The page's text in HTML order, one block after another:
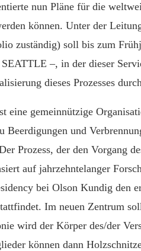
nun Pläne für die
können. Unter der
zuständig) soll bis zum
SEATTLE –, in der dieser
dieses Prozesses
eine gemeinnützige
Beerdigungen und
Prozess, der den Vorgang
auf jahrzehntelanger
bei Olson Kundig den
Im neuen Zentrum
wird der Körper des/der
können dann